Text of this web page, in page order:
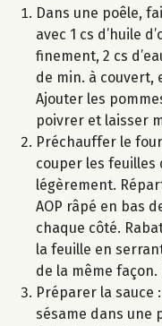
Dans une poêle,
avec 1 cs d’huile
finement, 2 cs
de min. à couvert,
Ajouter les
poivrer et laisser
Préchauffer le
couper les
légèrement.
AOP râpé en bas
chaque côté.
la feuille en
de la même
Préparer la sauce
sésame dans une